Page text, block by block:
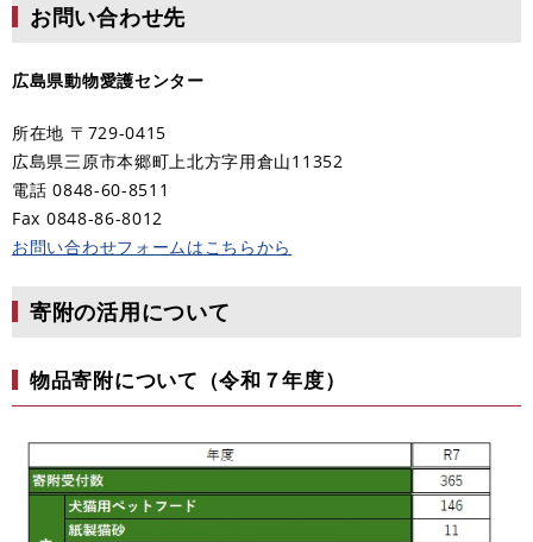
お問い合わせ先
広島県動物愛護センター
所在地 〒729-0415
広島県三原市本郷町上北方字用倉山11352
電話 0848-60-8511
Fax 0848-86-8012
お問い合わせフォームはこちらから
寄附の活用について
物品寄附について（令和７年度）